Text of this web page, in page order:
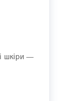
шкіри —